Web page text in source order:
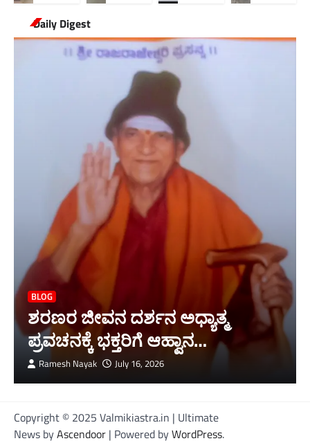
Daily Digest
BLOG
ಶರಣರ ಜೀವನ ದರ್ಶನ ಅಧ್ಯಾತ್ಮ
ಪ್ರವಚನಕ್ಕೆ ಭಕ್ತರಿಗೆ ಆಹ್ವಾನ…
Ramesh Nayak July 16, 2026
Copyright © 2025 Valmikiastra.in | Ultimate
News byAscendoor | Powered byWordPress.